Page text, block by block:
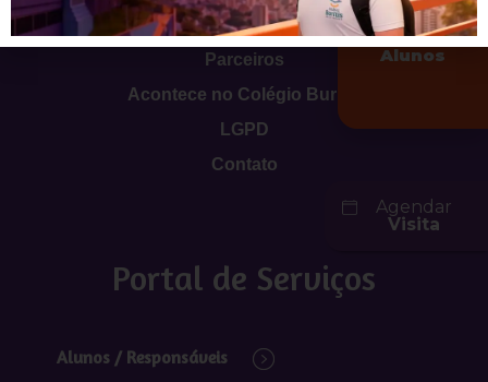
Novos
Alunos
Agendar
Visita
Infraestrutura
Parceiros
Acontece no Colégio Buritis
LGPD
Contato
Portal de Serviços
Alunos / Responsáveis